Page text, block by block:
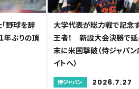
野球を辞
年ぶりの頂
大学代表が総力戦で記念
王者！ 新設大会決勝で
末に米国撃破（侍ジャパ
イトへ）
侍ジャパン 2026.7.27